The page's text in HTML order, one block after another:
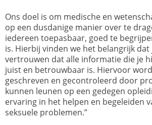
Ons doel is om medische en
op een dusdanige manier over te
iedereen toepasbaar, goed te
is. Hierbij vinden we het belangrijk
vertrouwen dat alle informatie die je
juist en betrouwbaar is. Hiervoor
geschreven en gecontroleerd door
kunnen leunen op een gedegen
ervaring in het helpen en begeleiden
seksuele problemen.”